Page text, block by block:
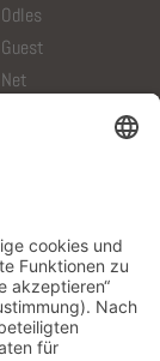
Odles
Guest
Net